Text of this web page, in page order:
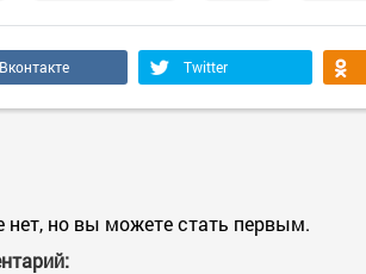
Вконтакте Twitter
нет, но вы можете стать первым.